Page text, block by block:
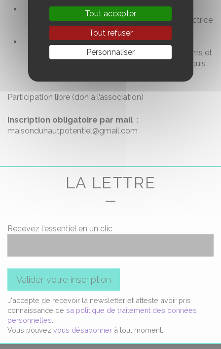
Formation animée par Mariette Bousquet,
psychologue et enseignante spécialisée, directrice
d’établissement spécialisé, le #courscyrano.
Ouvert aux enseignants, parents et toute
personne intéressée par l’éducation des enfants et
le fonctionnement du cerveau – aucun prérequis
Participation libre (don à l’association)
Inscription obligatoire par mail :
maisonduhautpotentiel@gmail.com
LA LETTRE
Recevez l'essentiel en un clic
Valider votre inscription
J'accepte de recevoir la newsletter et atteste avoir pris
connaissance de sa politique de traitement des données
personnelles
Vous pouvez vous désabonner à tout moment.
Tout accepter
Tout refuser
Personnaliser